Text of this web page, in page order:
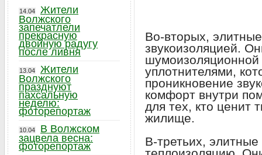
Во-вторых,
звукоизоляцией.
шумоизоляционной
уплотнителями,
проникновение
комфорт внутри
для тех, кто ценит
жилище.
В-третьих,
14.04
Жители
Волжского
запечатлели
прекрасную
двойную радугу
после ливня
13.04
Жители
Волжского
празднуют
пахсальную
неделю:
фоторепортаж
10.04
В Волжском
зацвела весна:
фоторепортаж